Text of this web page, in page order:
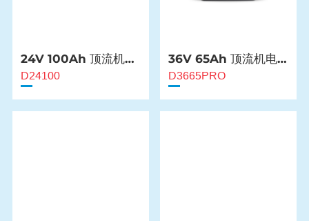
24V 100Ah 顶流机电
池
D24100
36V 65Ah 顶流机电
池
D3665PRO